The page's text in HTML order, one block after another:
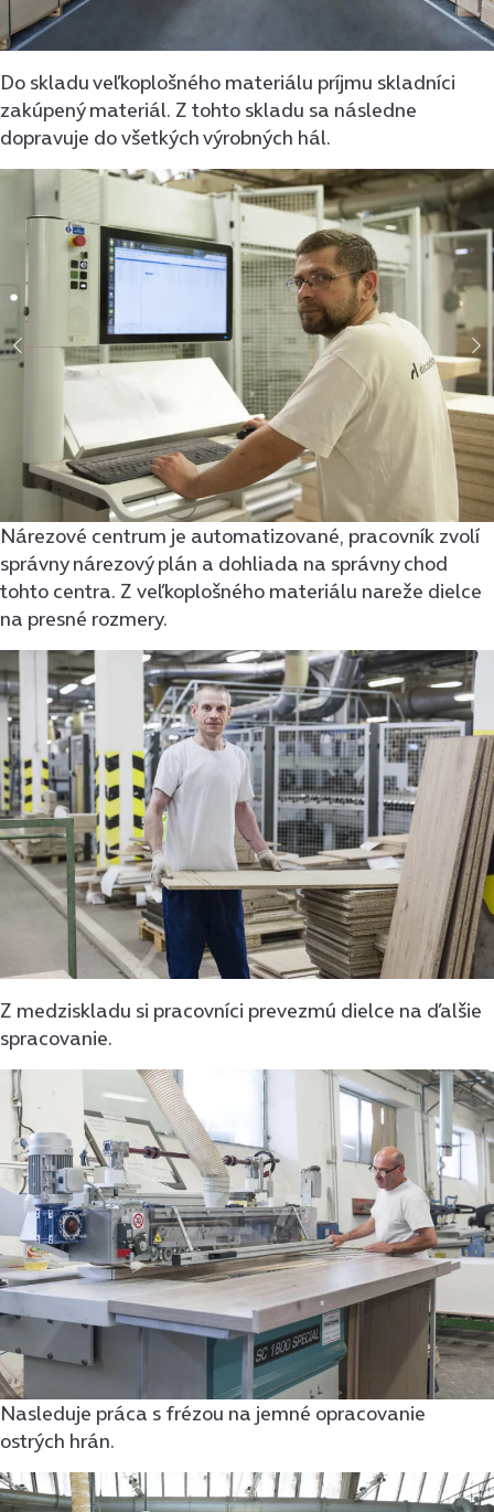
Do skladu veľkoplošného materiálu príjmu skladníci
zakúpený materiál. Z tohto skladu sa následne
dopravuje do všetkých výrobných hál.
Nárezové centrum je automatizované, pracovník zvolí
správny nárezový plán a dohliada na správny chod
tohto centra. Z veľkoplošného materiálu nareže dielce
na presné rozmery.
Z medziskladu si pracovníci prevezmú dielce na ďalšie
spracovanie.
Nasleduje práca s frézou na jemné opracovanie
ostrých hrán.